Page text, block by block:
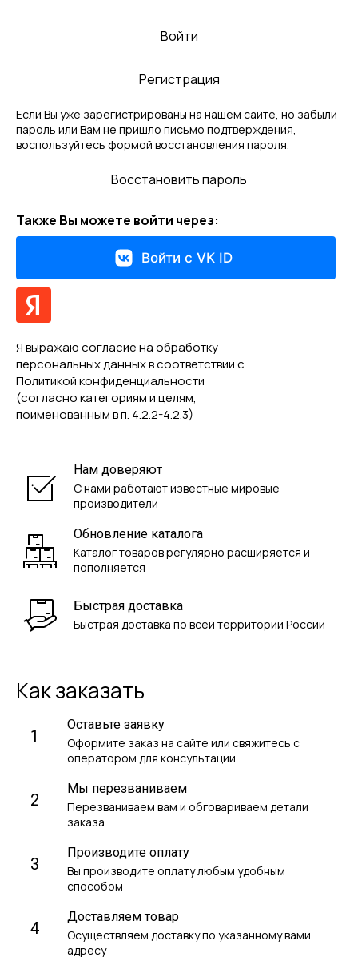
Войти
Регистрация
Если Вы уже зарегистрированы на нашем сайте, но забыли
пароль или Вам не пришло письмо подтверждения,
воспользуйтесь формой восстановления пароля.
Восстановить пароль
Также Вы можете войти через:
Войти с VK ID
Я выражаюсогласие на обработку
персональных данныхв соответствии с
Политикой конфиденциальности
(согласно категориям и целям,
поименованным в п. 4.2.2-4.2.3)
Нам доверяют
С нами работают известные мировые
производители
Обновление каталога
Каталог товаров регулярно расширяется и
пополняется
Быстрая доставка
Быстрая доставка по всей территории России
Как заказать
1
Оставьте заявку
Оформите заказ на сайте или свяжитесь с
оператором для консультации
2
Мы перезваниваем
Перезваниваем вам и обговариваем детали
заказа
3
Производите оплату
Вы производите оплату любым удобным
способом
4
Доставляем товар
Осуществляем доставку по указанному вами
адресу